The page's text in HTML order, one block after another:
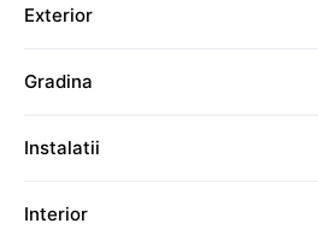
Exterior
Gradina
Instalatii
Interior